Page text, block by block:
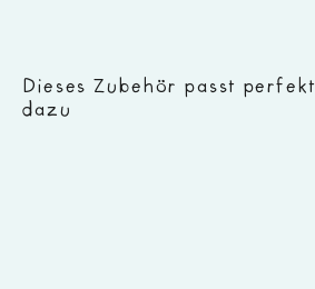
Dieses Zubehör passt perfekt
dazu